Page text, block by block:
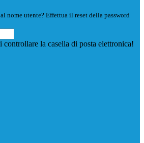
nome utente? Effettua il reset della password
la casella di posta elettronica!